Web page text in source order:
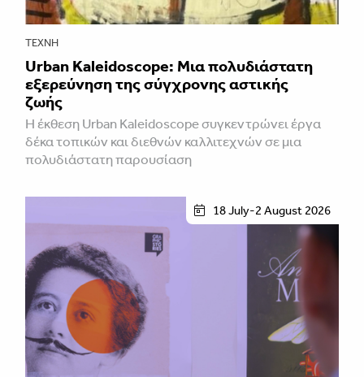
ΤΈΧΝΗ
Urban Kaleidoscope: Μια πολυδιάστατη
εξερεύνηση της σύγχρονης αστικής
ζωής
Η έκθεση Urban Kaleidoscope συγκεντρώνει έργα
δέκα τοπικών και διεθνών καλλιτεχνών σε μια
πολυδιάστατη παρουσίαση
18 July-2 August 2026